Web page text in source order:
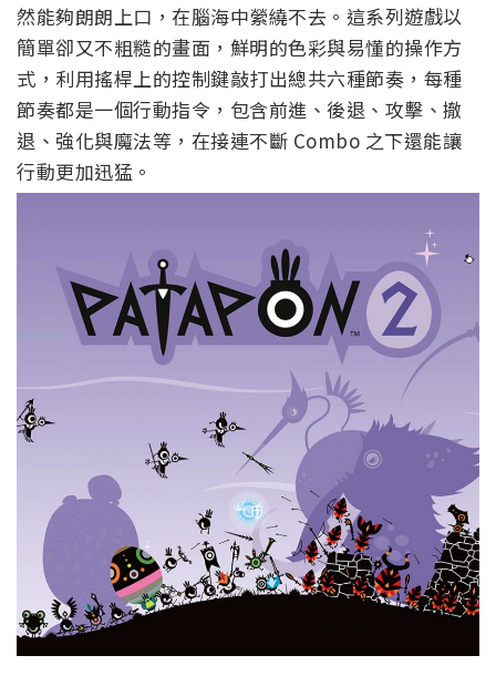
然能夠朗朗上口，在腦海中縈繞不去。這系列遊戲以
簡單卻又不粗糙的畫面，鮮明的色彩與易懂的操作方
式，利用搖桿上的控制鍵敲打出總共六種節奏，每種
節奏都是一個行動指令，包含前進、後退、攻擊、撤
退、強化與魔法等，在接連不斷 Combo 之下還能讓
行動更加迅猛。